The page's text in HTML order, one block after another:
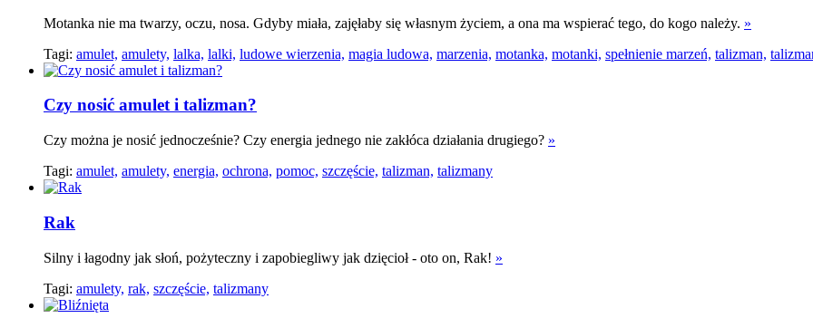
Motanka nie ma twarzy, oczu, nosa. Gdyby miała, zajęłaby się własnym życiem, a ona ma wspierać tego, do kogo należy. »
Tagi: amulet, amulety, lalka, lalki, ludowe wierzenia, magia ludowa, marzenia, motanka, motanki, spełnienie marzeń, talizman,
Czy nosić amulet i talizman?
Czy można je nosić jednocześnie? Czy energia jednego nie zakłóca działania drugiego? »
Tagi: amulet, amulety, energia, ochrona, pomoc, szczęście, talizman, talizmany
Rak
Silny i łagodny jak słoń, pożyteczny i zapobiegliwy jak dzięcioł - oto on, Rak! »
Tagi: amulety, rak, szczęście, talizmany